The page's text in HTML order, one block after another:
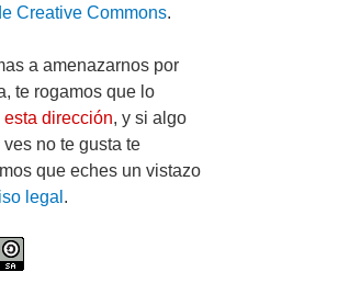
Creative Commons.
a amenazarnos por
te rogamos que lo
esta dirección, y si algo
no te gusta te
que eches un vistazo
legal .